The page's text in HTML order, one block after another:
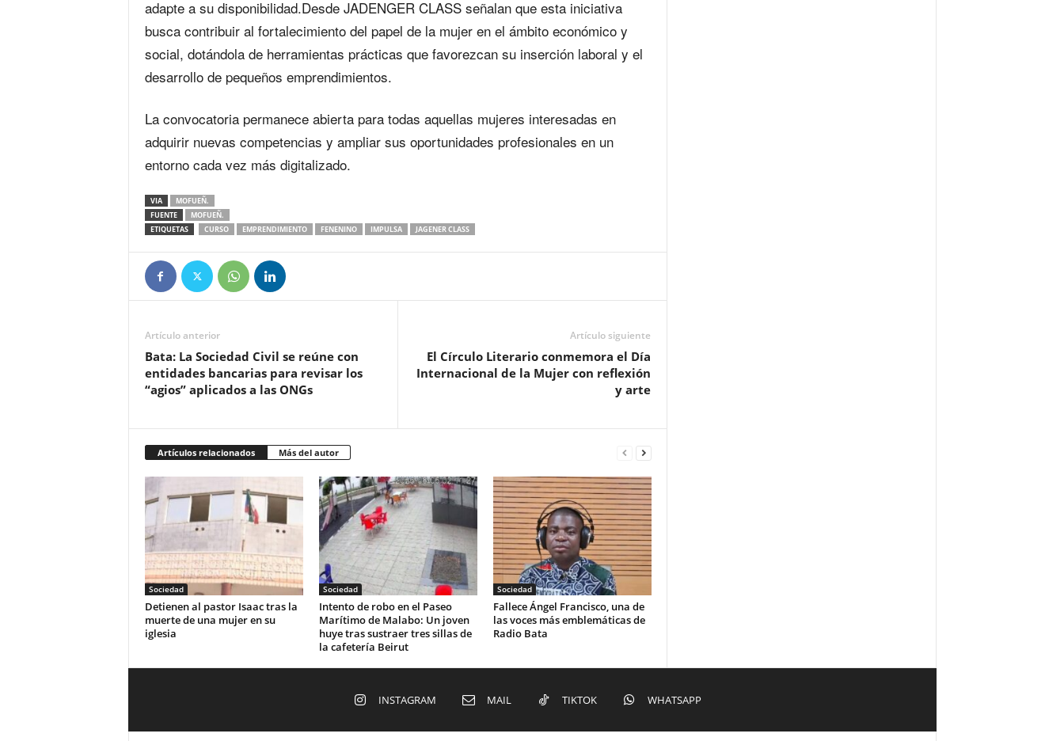
adapte a su disponibilidad.Desde JADENGER CLASS señalan que esta iniciativa
busca contribuir al fortalecimiento del papel de la mujer en el ámbito económico y
social, dotándola de herramientas prácticas que favorezcan su inserción laboral y el
desarrollo de pequeños emprendimientos.
La convocatoria permanece abierta para todas aquellas mujeres interesadas en
adquirir nuevas competencias y ampliar sus oportunidades profesionales en un
entorno cada vez más digitalizado.
VIA
MOFUEÑ.
FUENTE
MOFUEÑ.
ETIQUETAS
CURSO EMPRENDIMIENTO FENENINO IMPULSA JAGENER CLASS
Artículo anterior
Bata: La Sociedad Civil se reúne con
entidades bancarias para revisar los
“agios” aplicados a las ONGs
Artículo siguiente
El Círculo Literario conmemora el Día
Internacional de la Mujer con reflexión
y arte
Artículos relacionados Más del autor
Sociedad
‎Detienen al pastor Isaac tras la
muerte de una mujer en su
iglesia‎
Sociedad
Intento de robo en el Paseo
Marítimo de Malabo: Un joven
huye tras sustraer tres sillas de
la cafetería Beirut
Sociedad
Fallece Ángel Francisco, una de
las voces más emblemáticas de
Radio Bata
INSTAGRAM MAIL TIKTOK WHATSAPP